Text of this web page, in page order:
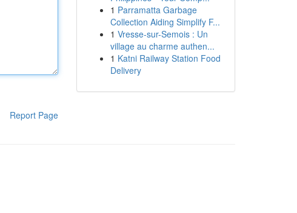
Report Page
1 Parramatta Garbage
Collection Aiding Simplify F...
1 Vresse-sur-Semois : Un
village au charme authen...
1 Katni Railway Station Food
Delivery